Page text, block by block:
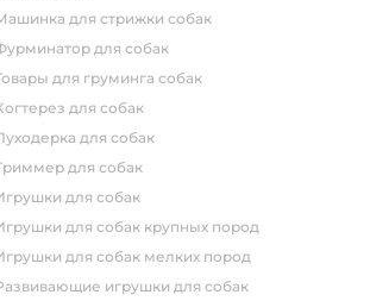
машинка для стрижки собак
фурминатор для собак
товары для груминга собак
когтерез для собак
пуходерка для собак
триммер для собак
игрушки для собак
игрушки для собак крупных пород
игрушки для собак мелких пород
развивающие игрушки для собак